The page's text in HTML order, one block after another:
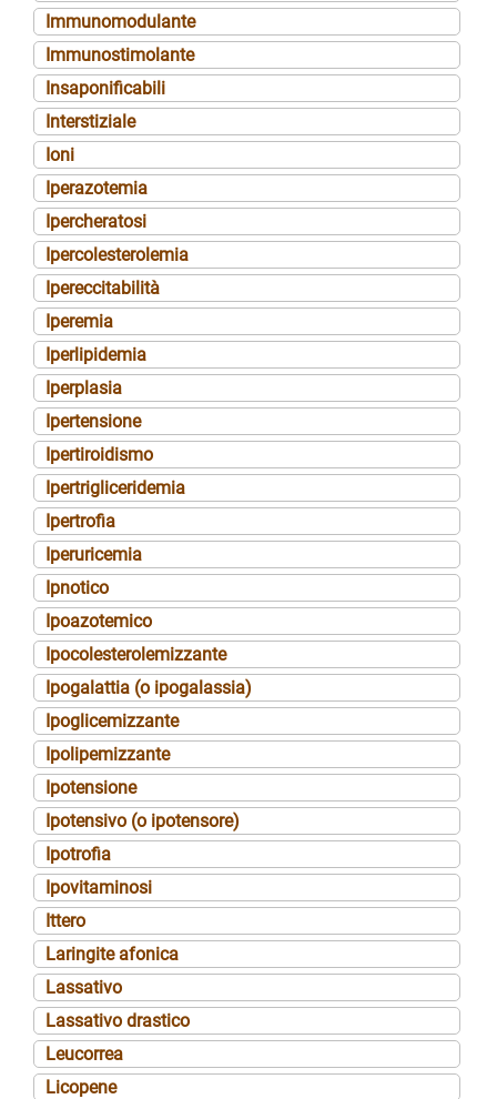
Immunomodulante
Immunostimolante
Insaponificabili
Interstiziale
Ioni
Iperazotemia
Ipercheratosi
Ipercolesterolemia
Ipereccitabilità
Iperemia
Iperlipidemia
Iperplasia
Ipertensione
Ipertiroidismo
Ipertrigliceridemia
Ipertrofia
Iperuricemia
Ipnotico
Ipoazotemico
Ipocolesterolemizzante
Ipogalattia (o ipogalassia)
Ipoglicemizzante
Ipolipemizzante
Ipotensione
Ipotensivo (o ipotensore)
Ipotrofia
Ipovitaminosi
Ittero
Laringite afonica
Lassativo
Lassativo drastico
Leucorrea
Licopene